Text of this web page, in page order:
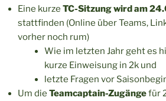
Eine kurze TC-Sitzung wird am
stattfinden (Online über Teams,
vorher noch rum)
Wie im letzten Jahr geht es
kurze Einweisung in 2k und
letzte Fragen vor
Um die Teamcaptain-Zugängefür